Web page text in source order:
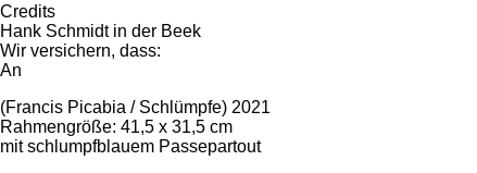
Credits
Hank Schmidt in der Beek
Wir versichern, dass:
An
(Francis Picabia / Schlümpfe) 2021
Rahmengröße: 41,5 x 31,5 cm
mit schlumpfblauem Passepartout